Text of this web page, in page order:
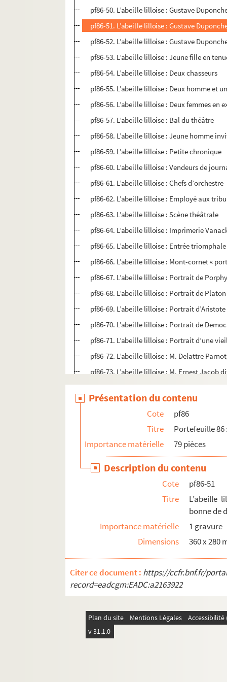
pf86-50. L’abeille lilloise : Gustave
pf86-51. L’abeille lilloise : Gustave
pf86-52. L’abeille lilloise : Gustave
pf86-53. L’abeille lilloise : Jeune fille en
pf86-54. L’abeille lilloise : Deux chasseurs
pf86-55. L’abeille lilloise : Deux homme et
pf86-56. L’abeille lilloise : Deux femmes
pf86-57. L’abeille lilloise : Bal du théâtre
pf86-58. L’abeille lilloise : Jeune homme
pf86-59. L’abeille lilloise : Petite chronique
pf86-60. L’abeille lilloise : Vendeurs de
pf86-61. L’abeille lilloise : Chefs d’orchestre
pf86-62. L’abeille lilloise : Employé aux
pf86-63. L’abeille lilloise : Scène théâtrale
pf86-64. L’abeille lilloise : Imprimerie
pf86-65. L’abeille lilloise : Entrée
pf86-66. L’abeille lilloise : Mont-cornet «
pf86-67. L’abeille lilloise : Portrait de
pf86-68. L’abeille lilloise : Portrait de Platon
pf86-69. L’abeille lilloise : Portrait d’Aristote
pf86-70. L’abeille lilloise : Portrait de
pf86-71. L’abeille lilloise : Portrait d’une
pf86-72. L’abeille lilloise : M. Delattre
pf86-73. L’abeille lilloise : M. Ernest Jacob
pf86-74. L’abeille lilloise : Madame Celina
pf86-75. L’abeille lilloise : M. Ernest Jacob
pf86-76. L’abeille lilloise : Madame Celina
pf86-77. L’abeille lilloise : Adam et Eve
pf86-78. L’abeille lilloise : La vision
pf86-80. L’abeille lilloise : Portrait d’Elize
pf124. Documents photographiques issus
Présentation du contenu
Cote
pf86
Titre
Portefeuille
Importance matérielle
79 pièces
Description du contenu
Cote
pf86-51
Titre
L’abeille
bonne de
Importance matérielle
1 gravure
Dimensions
360 x 280
Citer ce document : https://ccfr.bnf.fr/
record=eadcgm:EADC:a2163922
Plan du site Mentions Légales
v 31.1.0